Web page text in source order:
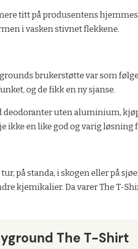
titt på produsentens
i vasken stivnet flekkene.
brukerstøtte var som
og de fikk en ny sjanse.
deodoranter uten aluminium,
ikke en like god og varig løsning
på standa, i skogen eller på
kjemikalier. Da varer The T-
The T-Shirt